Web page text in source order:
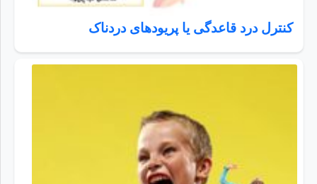
کنترل درد قاعدگی یا پریودهای دردناک